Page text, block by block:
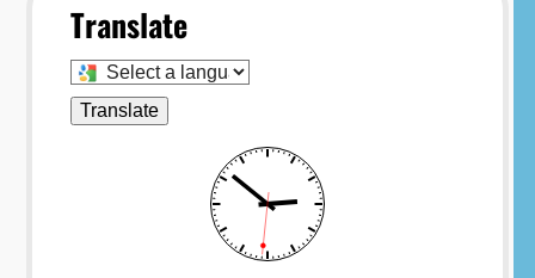
Translate
Select
a
language
to
Translate